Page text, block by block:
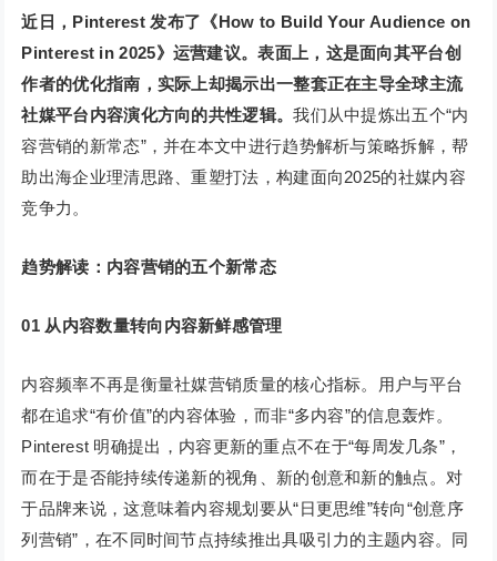
近日，Pinterest 发布了《How to Build Your Audience on
Pinterest in 2025》运营建议。表面上，这是面向其平台创
作者的优化指南，实际上却揭示出一整套正在主导全球主流
社媒平台内容演化方向的共性逻辑。我们从中提炼出五个“内
容营销的新常态”，并在本文中进行趋势解析与策略拆解，帮
助出海企业理清思路、重塑打法，构建面向2025的社媒内容
竞争力。
趋势解读：内容营销的五个新常态
01 从内容数量转向内容新鲜感管理
内容频率不再是衡量社媒营销质量的核心指标。用户与平台
都在追求“有价值”的内容体验，而非“多内容”的信息轰炸。
Pinterest 明确提出，内容更新的重点不在于“每周发几条”，
而在于是否能持续传递新的视角、新的创意和新的触点。对
于品牌来说，这意味着内容规划要从“日更思维”转向“创意序
列营销”，在不同时间节点持续推出具吸引力的主题内容。同